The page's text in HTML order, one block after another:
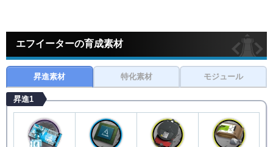
エフイーターの育成素材
昇進素材 特化素材 モジュール
昇進1